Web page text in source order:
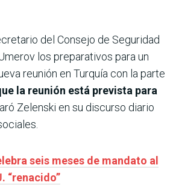
del Consejo de Seguridad
los preparativos para un
reunión en Turquía con la parte
la reunión está prevista para
Zelenski en su discurso diario
seis meses de mandato al
“renacido”